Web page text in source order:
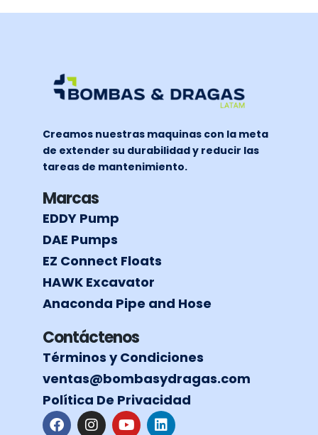
Creamos nuestras maquinas con la meta
de extender su durabilidad y reducir las
tareas de mantenimiento.
Marcas
EDDY Pump
DAE Pumps
EZ Connect Floats
HAWK Excavator
Anaconda Pipe and Hose
Contáctenos
Términos y Condiciones
ventas@bombasydragas.com
Política De Privacidad